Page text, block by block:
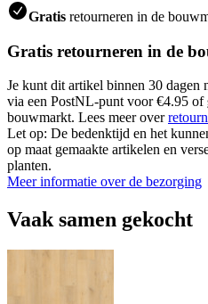
Gratis retourneren in de
Gratis retourneren in de
Je kunt dit artikel binnen 30 dagen
via een PostNL-punt voor €4.95 of
bouwmarkt. Lees meer over
Let op: De bedenktijd en het
op maat gemaakte artikelen en
planten.
Meer informatie over de bezorging
Vaak samen gekocht